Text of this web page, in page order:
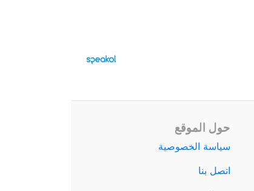
حول الموقع
سياسة الخصوصية
اتصل بنا